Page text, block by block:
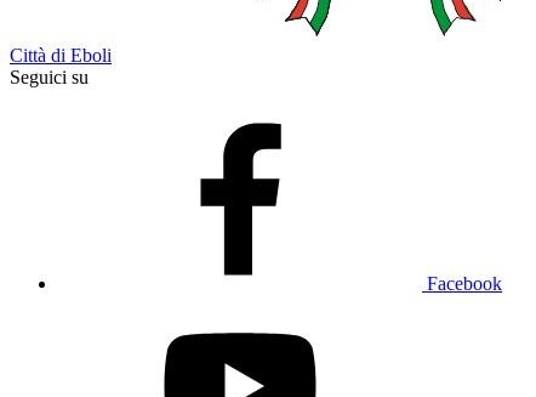
Città di Eboli
Seguici su
Facebook